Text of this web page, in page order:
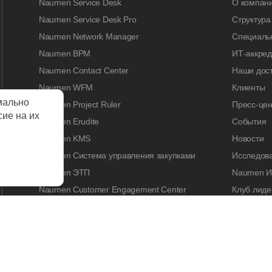
Naumen Service Desk
Naumen Service Desk Pro
Naumen Network Manager
Naumen BPM
Naumen Contact Center
Naumen WFM
Naumen Project Ruler
Naumen Erudite
Naumen KMS
Naumen Система управления закупками
Naumen ЭТП
Naumen Customer Engagement Center
О
Структура
ИТ-
Наши
Клиенты
Пресс-
События
Новости
Naumen
Клуб
на их